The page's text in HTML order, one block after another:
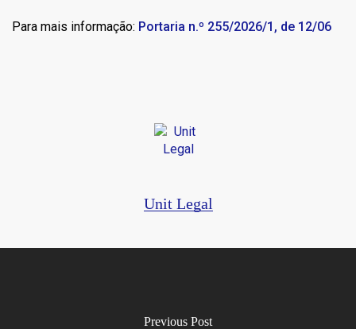
Para mais informação: Portaria n.º 255/2026/1, de 12/06
Unit Legal
Previous Post